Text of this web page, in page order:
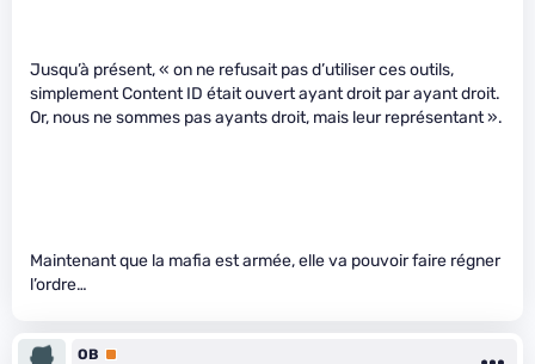
Jusqu’à présent, « on ne refusait pas d’utiliser ces outils,
simplement Content ID était ouvert ayant droit par ayant droit.
Or, nous ne sommes pas ayants droit, mais leur représentant ».
Maintenant que la mafia est armée, elle va pouvoir faire régner
l’ordre…
OB Premium